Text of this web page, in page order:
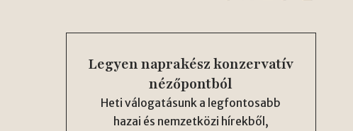
Legyen naprakész konzervatív
nézőpontból
Heti válogatásunk a legfontosabb
hazai és nemzetközi hírekből,